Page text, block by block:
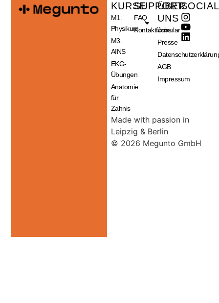
KURSE
M1:
Physikum
M3:
AINS
EKG-
Übungen
Anatomie
für
Zahnis
SUPPORT
FAQ
Kontaktformular
ÜBER
UNS
Jobs
Presse
AGB
Impressum
SOCIAL
Made with passion in
Leipzig & Berlin
© 2026 Megunto GmbH